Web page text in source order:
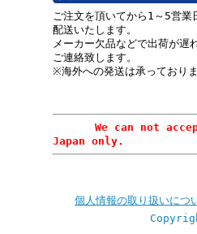
ご注文を頂いてから1～5営業
配送いたします。
メーカー欠品などで出荷が遅
ご連絡致します。
※海外への発送は承っており
We can not accept
Japan only.
個人情報の取り扱いにつ